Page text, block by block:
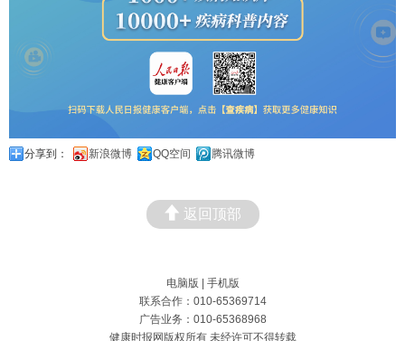
分享到： 新浪微博 QQ空间 腾讯微博
返回顶部
电脑版
手机版
联系合作：010-65369714
广告业务：010-65368968
健康时报网版权所有 未经许可不得转载